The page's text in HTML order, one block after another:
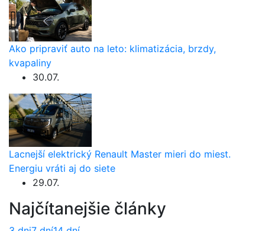
Ako pripraviť auto na leto: klimatizácia, brzdy,
kvapaliny
30.07.
Lacnejší elektrický Renault Master mieri do miest.
Energiu vráti aj do siete
29.07.
Najčítanejšie články